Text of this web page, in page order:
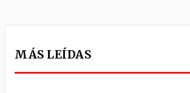
MÁS LEÍDAS